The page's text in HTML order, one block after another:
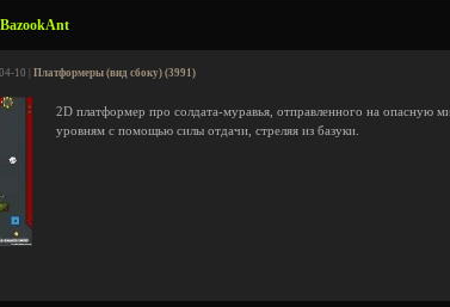
10 | Платформеры (вид сбоку) (3991)
2D платформер про солдата-муравья, отправленного на опасную
уровням с помощью силы отдачи, стреляя из базуки.